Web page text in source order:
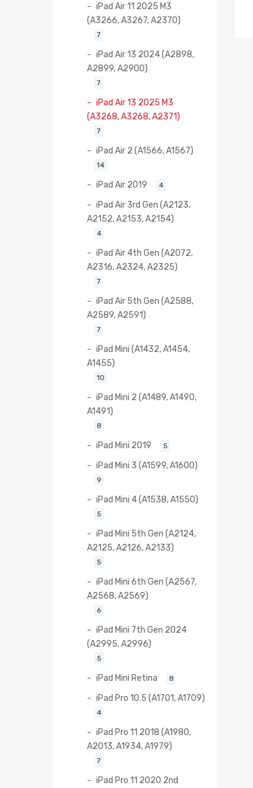
iPad Air 11 2025 M3
(A3266, A3267, A2370)
7
iPad Air 13 2024 (A2898,
A2899, A2900)
7
iPad Air 13 2025 M3
(A3268, A3268, A2371)
7
iPad Air 2 (A1566, A1567)
14
iPad Air 2019 4
iPad Air 3rd Gen (A2123,
A2152, A2153, A2154)
4
iPad Air 4th Gen (A2072,
A2316, A2324, A2325)
7
iPad Air 5th Gen (A2588,
A2589, A2591)
7
iPad Mini (A1432, A1454,
A1455)
10
iPad Mini 2 (A1489, A1490,
A1491)
8
iPad Mini 2019 5
iPad Mini 3 (A1599, A1600)
9
iPad Mini 4 (A1538, A1550)
5
iPad Mini 5th Gen (A2124,
A2125, A2126, A2133)
5
iPad Mini 6th Gen (A2567,
A2568, A2569)
6
iPad Mini 7th Gen 2024
(A2995, A2996)
5
iPad Mini Retina 8
iPad Pro 10.5 (A1701, A1709)
4
iPad Pro 11 2018 (A1980,
A2013, A1934, A1979)
7
iPad Pro 11 2020 2nd